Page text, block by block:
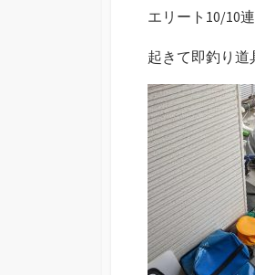
エリート10/10
起きて即釣り道